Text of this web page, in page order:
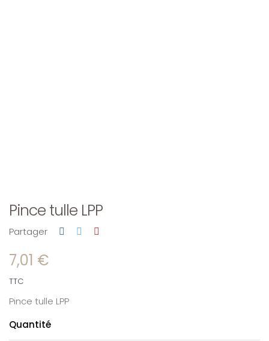
Pince tulle LPP
Partager
7,01 €
TTC
Pince tulle LPP
Quantité